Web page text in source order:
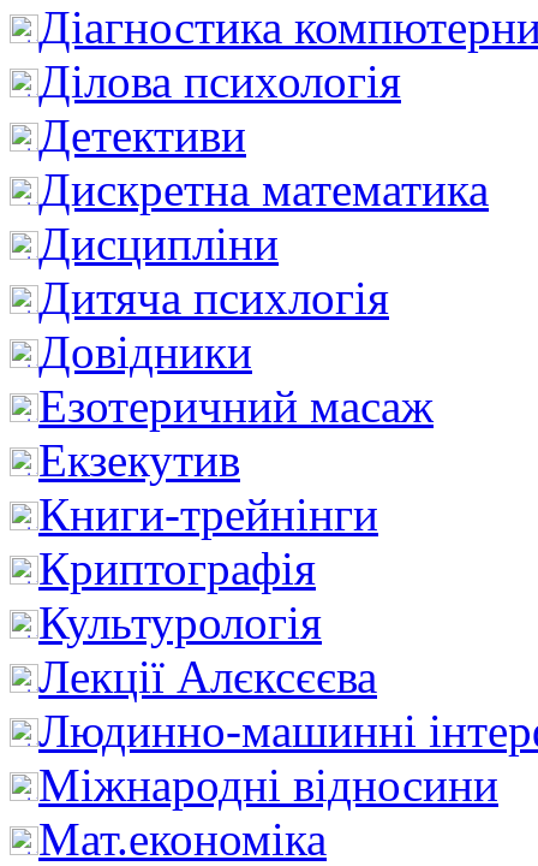
Діагностика
Ділова психологія
Детективи
Дискретна математика
Дисципліни
Дитяча психлогія
Довідники
Езотеричний масаж
Екзекутив
Книги-трейнінги
Криптографія
Культурологія
Лекції Алєксєєва
Людинно-машинні
Міжнародні відносини
Мат.економіка